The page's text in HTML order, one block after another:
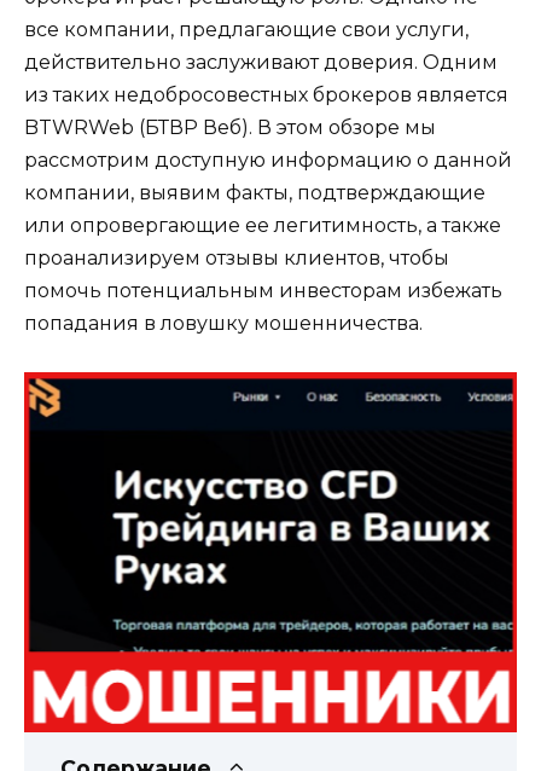
все компании, предлагающие свои услуги,
действительно заслуживают доверия. Одним
из таких недобросовестных брокеров является
BTWRWeb (БТВР Веб). В этом обзоре мы
рассмотрим доступную информацию о данной
компании, выявим факты, подтверждающие
или опровергающие ее легитимность, а также
проанализируем отзывы клиентов, чтобы
помочь потенциальным инвесторам избежать
попадания в ловушку мошенничества.